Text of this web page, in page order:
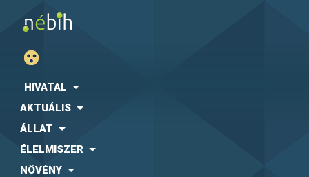
HIVATAL
AKTUÁLIS
ÁLLAT
ÉLELMISZER
NÖVÉNY